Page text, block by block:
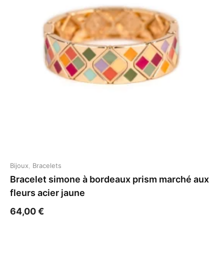
Bijoux Bracelets
Bracelet simone à bordeaux prism marché aux
fleurs acier jaune
64,00€